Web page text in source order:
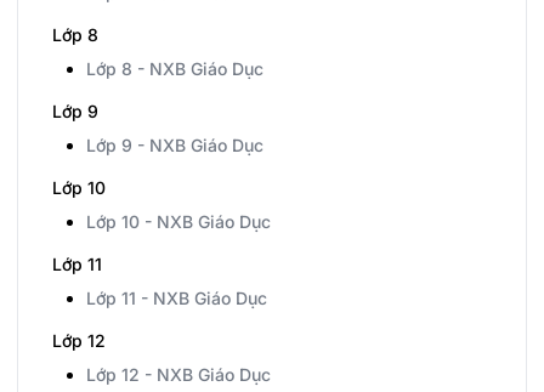
Lớp 8
Lớp 8 - NXB Giáo Dục
Lớp 9
Lớp 9 - NXB Giáo Dục
Lớp 10
Lớp 10 - NXB Giáo Dục
Lớp 11
Lớp 11 - NXB Giáo Dục
Lớp 12
Lớp 12 - NXB Giáo Dục